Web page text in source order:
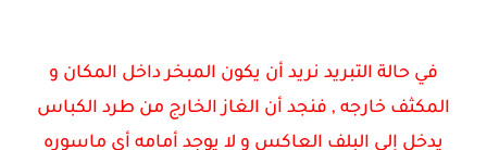
في حالة التبريد نريد أن يكون المبخر داخل المكان و
المكثف خارجه , فنجد أن الغاز الخارج من طرد الكباس
يدخل إلي البلف العاكس و لا يوجد أمامه أي ماسوره